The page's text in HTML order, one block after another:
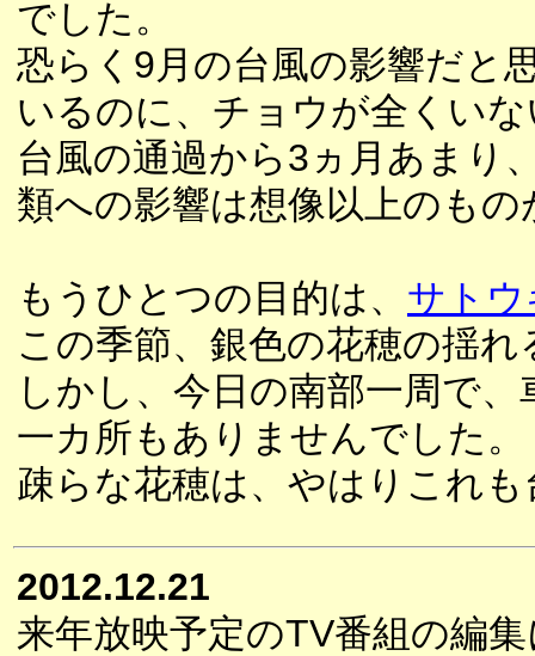
でした。
恐らく9月の台風の影響だと
いるのに、チョウが全くい
台風の通過から3ヵ月あまり
類への影響は想像以上のも
もうひとつの目的は、 サト
この季節、銀色の花穂の揺
しかし、今日の南部一周で
一カ所もありませんでした。
疎らな花穂は、やはりこれ
2012.12.21
来年放映予定のTV番組の編